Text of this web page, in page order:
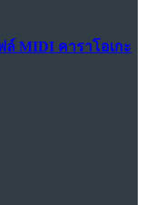
ล์ MIDI คาราโอเกะ